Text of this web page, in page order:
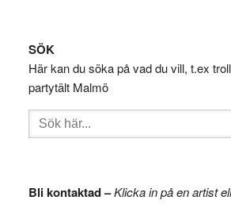
Footer
SÖK
Här kan du söka på vad du vill, t.ex
partytält Malmö
Sök
efter:
Bli kontaktad –Klicka in på en artist